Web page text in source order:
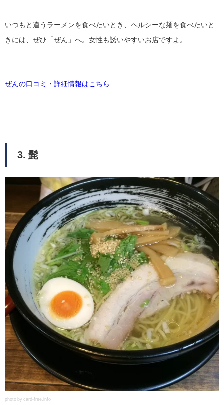
いつもと違うラーメンを食べたいとき、ヘルシーな麺を食べたいと
きには、ぜひ「ぜん」へ。女性も誘いやすいお店ですよ。
ぜんの口コミ・詳細情報はこちら
3. 髭
photo by card-free.info